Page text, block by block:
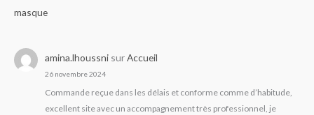
masque
amina.lhoussni surAccueil
26 novembre 2024
Commande reçue dans les délais et conforme comme d’habitude,
excellent site avec un accompagnement très professionnel, je